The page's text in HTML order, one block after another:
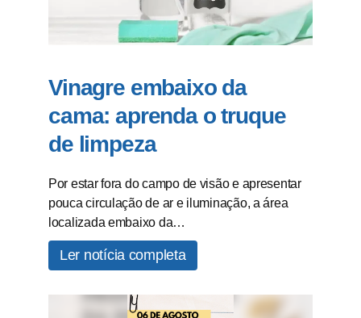
Vinagre embaixo da
cama: aprenda o truque
de limpeza
Por estar fora do campo de visão e apresentar
pouca circulação de ar e iluminação, a área
localizada embaixo da…
Ler notícia completa